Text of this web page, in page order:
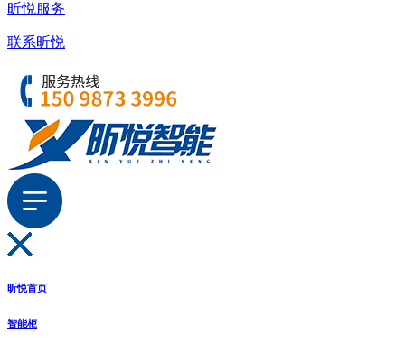
昕悦服务
联系昕悦
昕悦首页
智能柜